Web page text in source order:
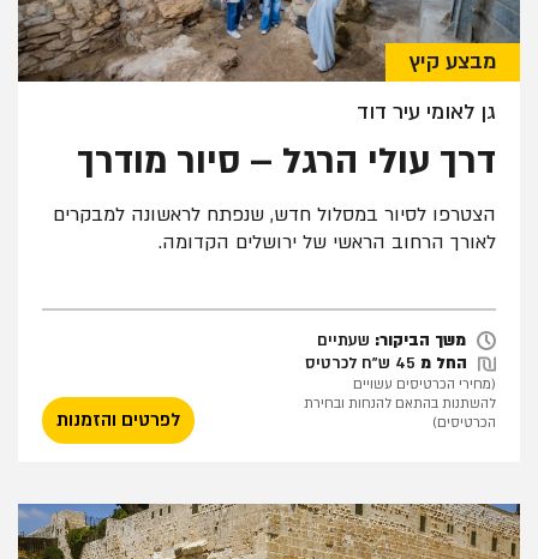
מבצע קיץ
גן לאומי עיר דוד
דרך עולי הרגל – סיור מודרך
הצטרפו לסיור במסלול חדש, שנפתח לראשונה למבקרים
לאורך הרחוב הראשי של ירושלים הקדומה.
משך הביקור: שעתיים
החל מ
(מחירי הכרטיסים עשויים
להשתנות בהתאם להנחות ובחירת
הכרטיסים)
לפרטים והזמנות